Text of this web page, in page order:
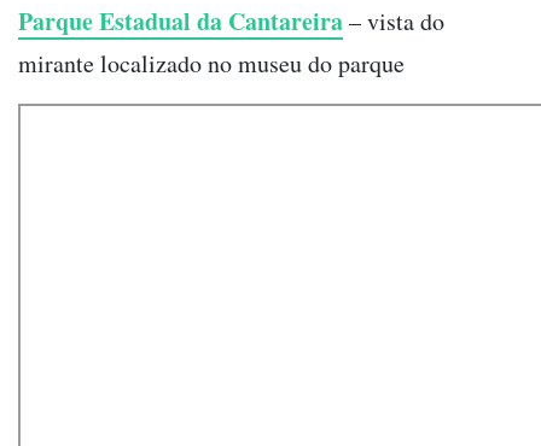
Parque Estadual da Cantareira– vista do
mirante localizado no museu do parque